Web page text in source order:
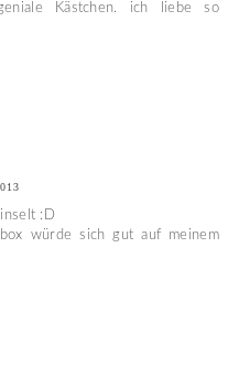
Kästchen. ich liebe so
:D
würde sich gut auf meinem